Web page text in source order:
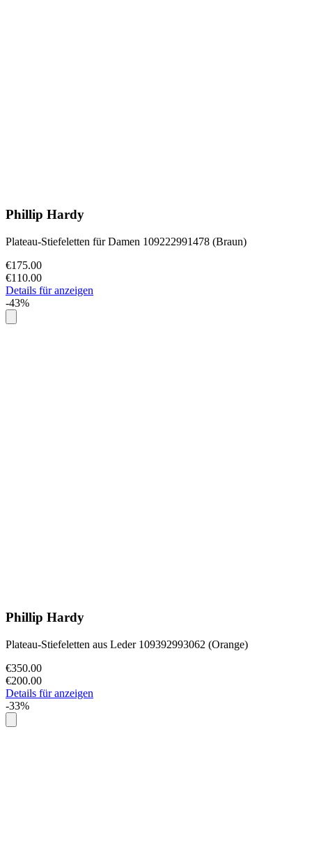
Phillip Hardy
Plateau-Stiefeletten für Damen 109222991478 (Braun)
€175.00
€110.00
Details für anzeigen
-43%
Phillip Hardy
Plateau-Stiefeletten aus Leder 109392993062 (Orange)
€350.00
€200.00
Details für anzeigen
-33%